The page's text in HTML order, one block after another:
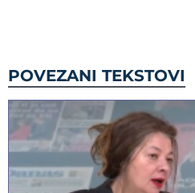
POVEZANI TEKSTOVI